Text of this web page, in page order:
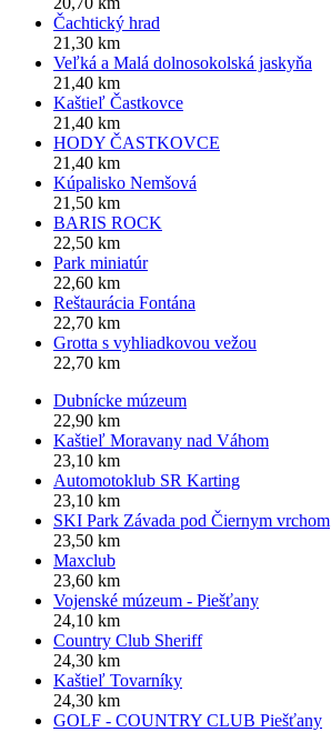
Čachtický hrad
21,30 km
Veľká a Malá dolnosokolská jaskyňa
21,40 km
Kaštieľ Častkovce
21,40 km
HODY ČASTKOVCE
21,40 km
Kúpalisko Nemšová
21,50 km
BARIS ROCK
22,50 km
Park miniatúr
22,60 km
Reštaurácia Fontána
22,70 km
Grotta s vyhliadkovou vežou
22,70 km
Dubnícke múzeum
22,90 km
Kaštieľ Moravany nad Váhom
23,10 km
Automotoklub SR Karting
23,10 km
SKI Park Závada pod Čiernym vrchom
23,50 km
Maxclub
23,60 km
Vojenské múzeum - Piešťany
24,10 km
Country Club Sheriff
24,30 km
Kaštieľ Tovarníky
24,30 km
GOLF - COUNTRY CLUB Piešťany